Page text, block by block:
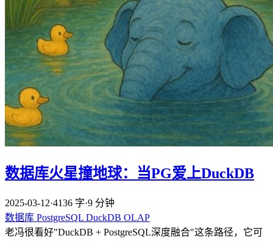
数据库火星撞地球：当PG爱上DuckDB
2025-03-12·4136 字·9 分钟
数据库 PostgreSQL DuckDB OLAP
老冯很看好"DuckDB + PostgreSQL深度融合"这条路径，它可